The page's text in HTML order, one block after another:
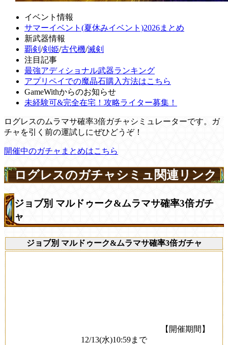
イベント情報
サマーイベント(夏休みイベント)2026まとめ
新武器情報
覇剣 /剣姫/古代機/滅剣
注目記事
最強アディショナル武器ランキング
アプリペイでの魔晶石購入方法はこちら
GameWithからのお知らせ
未経験可&完全在宅！攻略ライター募集！
ログレスのムラマサ確率3倍ガチャシミュレーターです。ガ
チャを引く前の運試しにぜひどうぞ！
開催中のガチャまとめはこちら
ログレスのガチャシミュ関連リンク
ジョブ別 マルドゥーク&ムラマサ確率3倍ガチ
ャ
ジョブ別 マルドゥーク&ムラマサ確率3倍ガチャ
【開催期間】
12/13(水)10:59まで